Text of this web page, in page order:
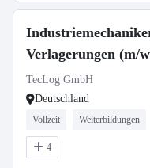
Verlagerungen (m/
TecLog GmbH
Deutschland
Vollzeit Weiterbildungen
4